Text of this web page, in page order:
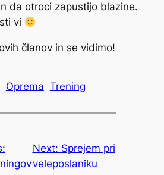
da otroci zapustijo blazine.
vi
članov in se vidimo!
Oprema Trening
Next: Sprejem pri
veleposlaniku